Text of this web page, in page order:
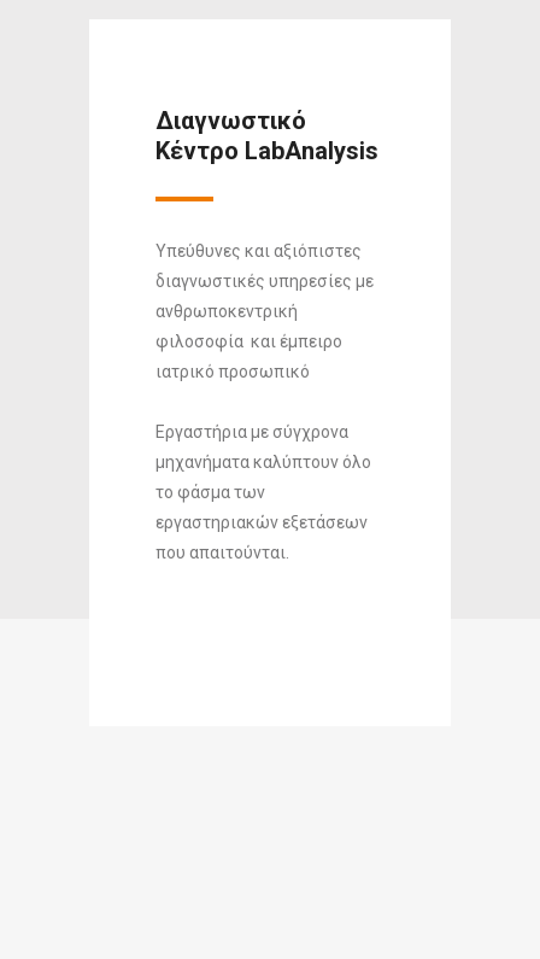
Διαγνωστικό
Κέντρο LabAnalysis
Υπεύθυνες και αξιόπιστες
διαγνωστικές υπηρεσίες με
ανθρωποκεντρική
φιλοσοφία και έμπειρο
ιατρικό προσωπικό
Εργαστήρια με σύγχρονα
μηχανήματα καλύπτουν όλο
το φάσμα των
εργαστηριακών εξετάσεων
που απαιτούνται.